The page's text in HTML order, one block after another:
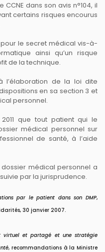
dans son avis n°104, il
certains risques encourus
le secret médical vis-à-
ainsi qu’un risque
de la technique.
l’élaboration de la loi dite
dispositions en sa section 3 et
personnel.
que tout patient qui le
médical personnel sur
de santé, à l’aide
médical personnel a
par la jurisprudence.
par le patient dans son DMP,
30 janvier 2007.
virtuel et partagé et une stratégie
, recommandations à la Ministre